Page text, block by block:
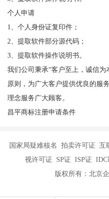
个人申请
1、个人身份证复印件；
2、提取软件部分源代码；
3、提取软件操作说明书。
我们公司秉承“客户至上，诚信为
原则，为广大客户提供优良的服
理念服务广大顾客。
昌平商标注册申请条件
国家局疑难核名 拍卖许可证
视许可证 SP证 ISP证
版权所有：北京